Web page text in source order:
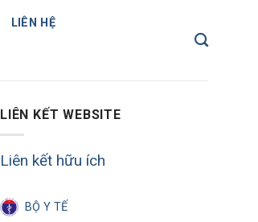
LIÊN HỆ
LIÊN KẾT WEBSITE
Liên kết hữu ích
BỘ Y TẾ